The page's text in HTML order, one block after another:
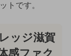
トです。
ッジ滋賀
感ファク